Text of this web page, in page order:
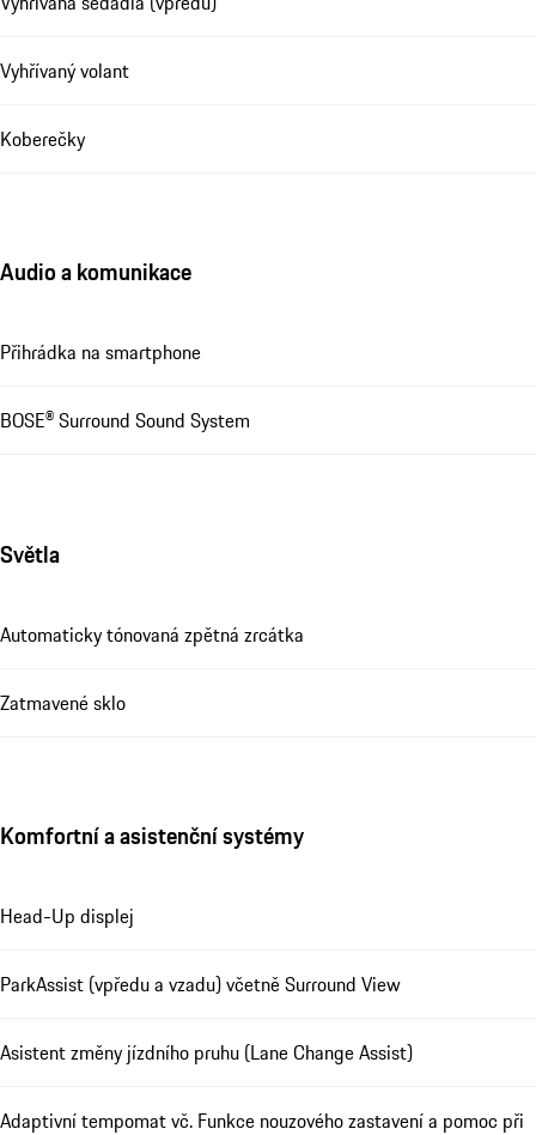
Vyhřívaný volant
Koberečky
Audio a komunikace
Přihrádka na smartphone
BOSE® Surround Sound System
Světla
Automaticky tónovaná zpětná zrcátka
Zatmavené sklo
Komfortní a asistenční systémy
Head-Up displej
ParkAssist (vpředu a vzadu) včetně Surround View
Asistent změny jízdního pruhu (Lane Change Assist)
Adaptivní tempomat vč. Funkce nouzového zastavení a pomoc při